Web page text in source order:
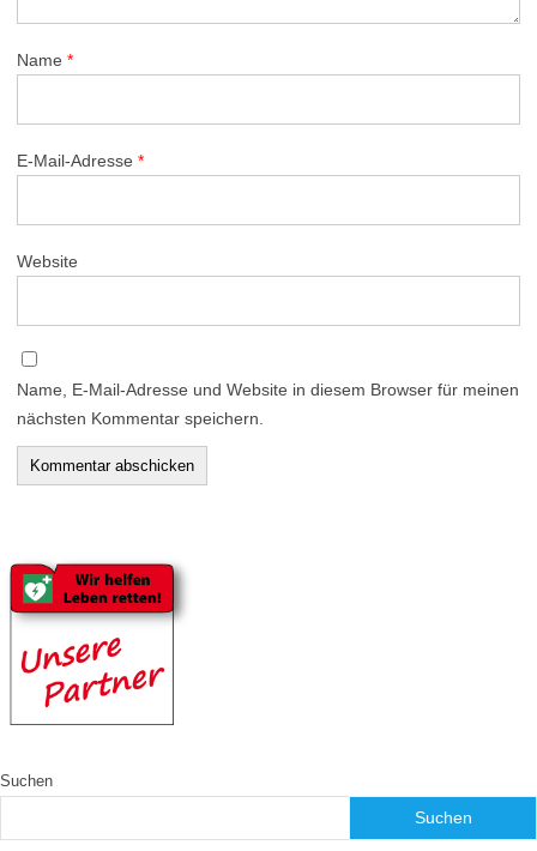
Name *
E-Mail-Adresse *
Website
Name, E-Mail-Adresse und Website in diesem Browser für meinen
nächsten Kommentar speichern.
Suchen
Suchen